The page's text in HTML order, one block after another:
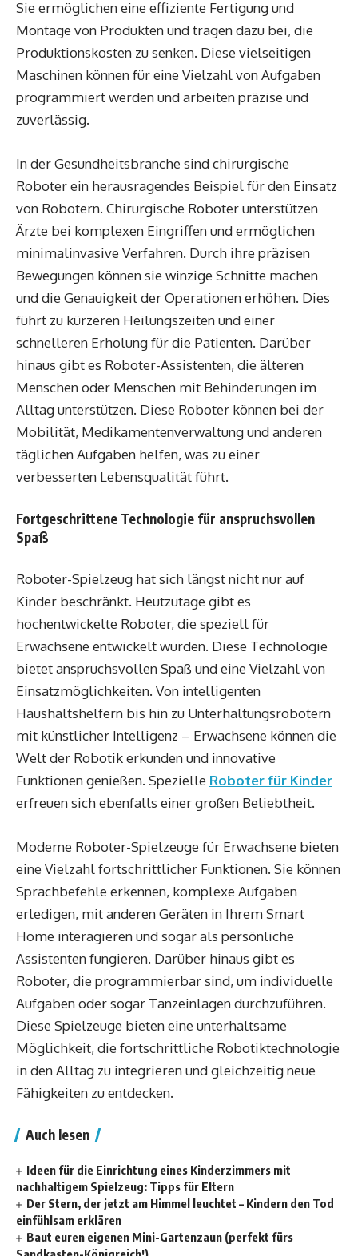
Sie ermöglichen eine effiziente Fertigung und
Montage von Produkten und tragen dazu bei, die
Produktionskosten zu senken. Diese vielseitigen
Maschinen können für eine Vielzahl von Aufgaben
programmiert werden und arbeiten präzise und
zuverlässig.
In der Gesundheitsbranche sind chirurgische
Roboter ein herausragendes Beispiel für den Einsatz
von Robotern. Chirurgische Roboter unterstützen
Ärzte bei komplexen Eingriffen und ermöglichen
minimalinvasive Verfahren. Durch ihre präzisen
Bewegungen können sie winzige Schnitte machen
und die Genauigkeit der Operationen erhöhen. Dies
führt zu kürzeren Heilungszeiten und einer
schnelleren Erholung für die Patienten. Darüber
hinaus gibt es Roboter-Assistenten, die älteren
Menschen oder Menschen mit Behinderungen im
Alltag unterstützen. Diese Roboter können bei der
Mobilität, Medikamentenverwaltung und anderen
täglichen Aufgaben helfen, was zu einer
verbesserten Lebensqualität führt.
Fortgeschrittene Technologie für anspruchsvollen
Spaß
Roboter-Spielzeug hat sich längst nicht nur auf
Kinder beschränkt. Heutzutage gibt es
hochentwickelte Roboter, die speziell für
Erwachsene entwickelt wurden. Diese Technologie
bietet anspruchsvollen Spaß und eine Vielzahl von
Einsatzmöglichkeiten. Von intelligenten
Haushaltshelfern bis hin zu Unterhaltungsrobotern
mit künstlicher Intelligenz – Erwachsene können die
Welt der Robotik erkunden und innovative
Funktionen genießen. Spezielle Roboter für Kinder
erfreuen sich ebenfalls einer großen Beliebtheit.
Moderne Roboter-Spielzeuge für Erwachsene bieten
eine Vielzahl fortschrittlicher Funktionen. Sie können
Sprachbefehle erkennen, komplexe Aufgaben
erledigen, mit anderen Geräten in Ihrem Smart
Home interagieren und sogar als persönliche
Assistenten fungieren. Darüber hinaus gibt es
Roboter, die programmierbar sind, um individuelle
Aufgaben oder sogar Tanzeinlagen durchzuführen.
Diese Spielzeuge bieten eine unterhaltsame
Möglichkeit, die fortschrittliche Robotiktechnologie
in den Alltag zu integrieren und gleichzeitig neue
Fähigkeiten zu entdecken.
Auch lesen
Ideen für die Einrichtung eines Kinderzimmers mit
nachhaltigem Spielzeug: Tipps für Eltern
Der Stern, der jetzt am Himmel leuchtet – Kindern den Tod
einfühlsam erklären
Baut euren eigenen Mini-Gartenzaun (perfekt fürs